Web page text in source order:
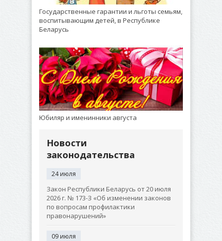
Государственные гарантии и льготы семьям,
воспитывающим детей, в Республике
Беларусь
Юбиляр и именинники августа
Новости
законодательства
24 июля
Закон Республики Беларусь от 20 июля
2026 г. № 173-З «Об изменении законов
по вопросам профилактики
правонарушений»
09 июля